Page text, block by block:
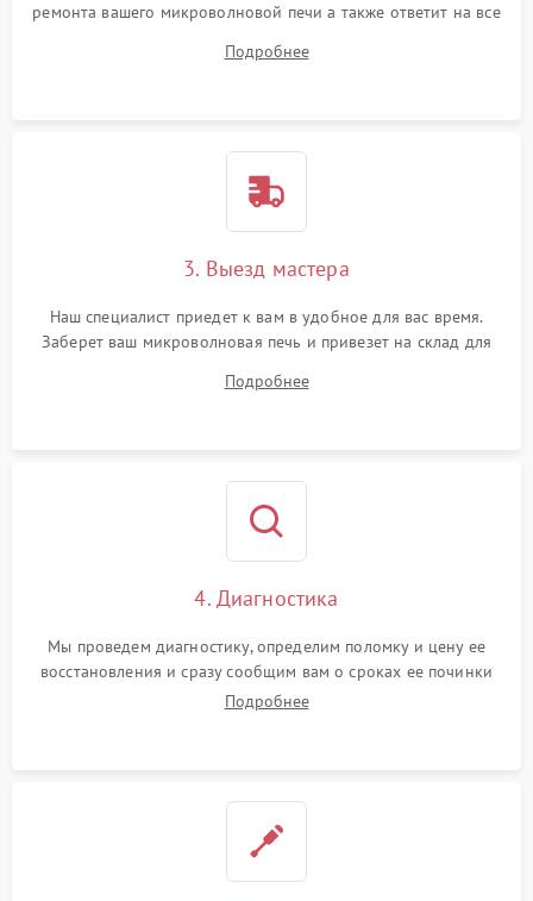
ремонта вашего микроволновой печи а также ответит на все
Подробнее
3. Выезд мастера
Наш специалист приедет к вам в удобное для вас время.
Заберет ваш микроволновая печь и привезет на склад для
Подробнее
4. Диагностика
Мы проведем диагностику, определим поломку и цену ее
восстановления и сразу сообщим вам о сроках ее починки
Подробнее